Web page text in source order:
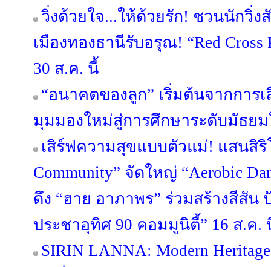
วิ่งด้วยใจ...ให้ด้วยรัก! ชวนนักวิ่
เมืองทองธานีรับอรุณ! “Red Cross
30 ส.ค. นี้
“อนาคตของลูก” เริ่มต้นจากการ
มุมมองใหม่สู่การศึกษาระดับมัธยม
เสิร์ฟความสุขแบบตัวแม่! แสนสิริ
Community” จัดใหญ่ “Aerobic
ดึง “ฮาย อาภาพร” ร่วมสร้างสีสั
ประชาอุทิศ 90 คอมมูนิตี้” 16 ส.ค.
SIRIN LANNA: Modern